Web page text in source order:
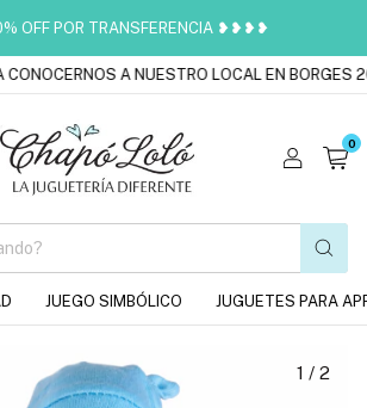
OFF POR TRANSFERENCIA ❥❥❥❥
A NUESTRO LOCAL EN BORGES
0
JUEGO SIMBÓLICO JUGUETES PARA
1 / 2